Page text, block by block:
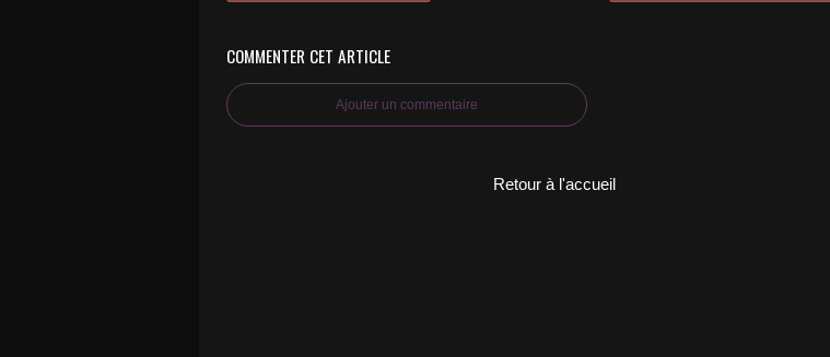
COMMENTER CET ARTICLE
Ajouter un commentaire
Retour à l'accueil